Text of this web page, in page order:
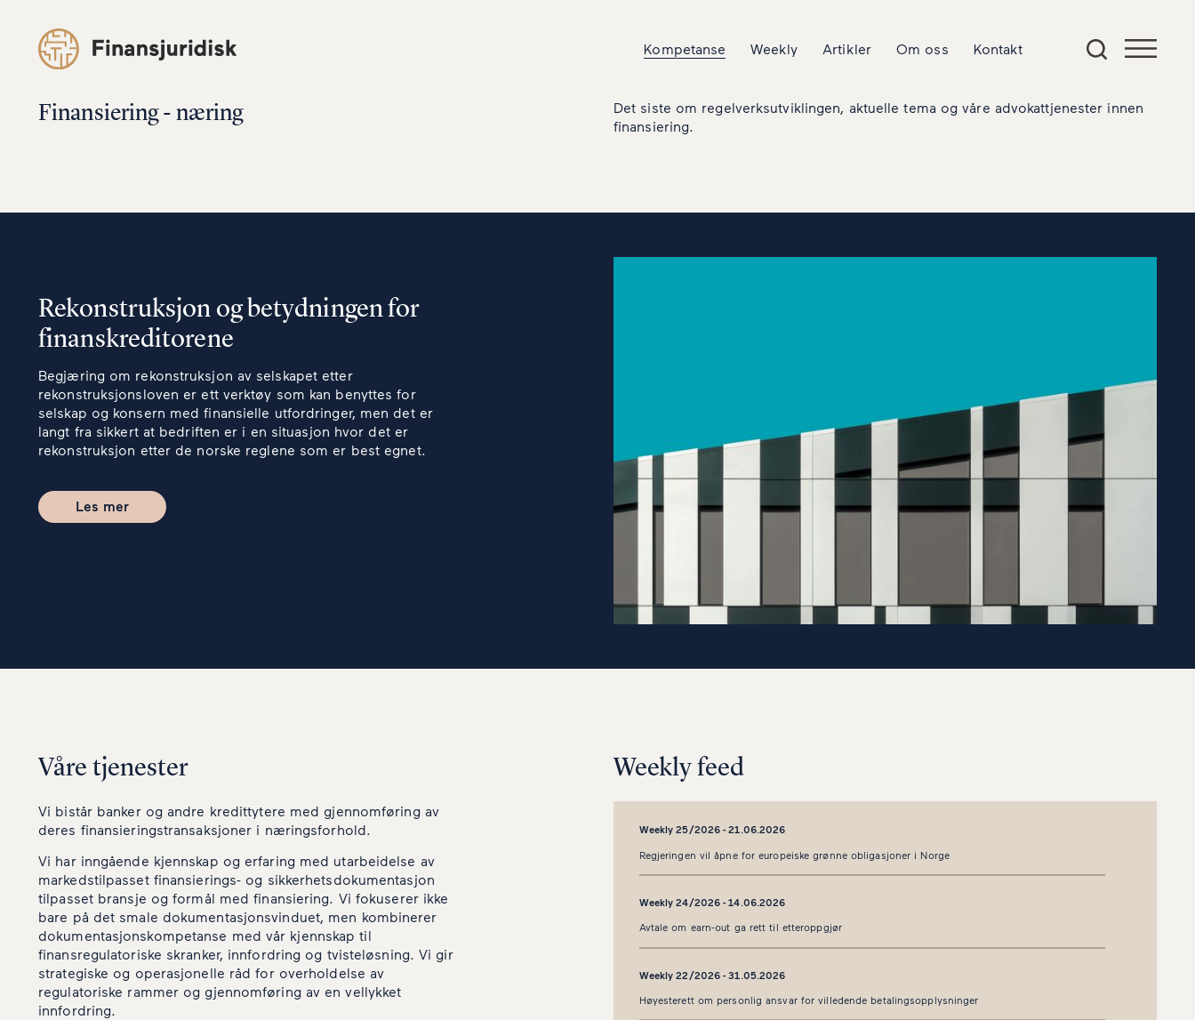
Kompetanse Weekly Artikler Om oss Kontakt
Finansiering - næring
Det siste om regelverksutviklingen, aktuelle tema og våre advokattjenester innen
finansiering.
Rekonstruksjon og betydningen for
finanskreditorene
Begjæring om rekonstruksjon av selskapet etter
rekonstruksjonsloven er ett verktøy som kan benyttes for
selskap og konsern med finansielle utfordringer, men det er
langt fra sikkert at bedriften er i en situasjon hvor det er
rekonstruksjon etter de norske reglene som er best egnet.
Les mer
Våre tjenester
Vi bistår banker og andre kredittytere med gjennomføring av
deres finansieringstransaksjoner i næringsforhold.
Vi har inngående kjennskap og erfaring med utarbeidelse av
markedstilpasset finansierings- og sikkerhetsdokumentasjon
tilpasset bransje og formål med finansiering. Vi fokuserer ikke
bare på det smale dokumentasjonsvinduet, men kombinerer
dokumentasjonskompetanse med vår kjennskap til
finansregulatoriske skranker, innfordring og tvisteløsning. Vi gir
strategiske og operasjonelle råd for overholdelse av
regulatoriske rammer og gjennomføring av en vellykket
innfordring.
Weekly feed
Weekly 25/2026 - 21.06.2026
Regjeringen vil åpne for europeiske grønne obligasjoner i Norge
Weekly 24/2026 - 14.06.2026
Avtale om earn-out ga rett til etteroppgjør
Weekly 22/2026 - 31.05.2026
Høyesterett om personlig ansvar for villedende betalingsopplysninger